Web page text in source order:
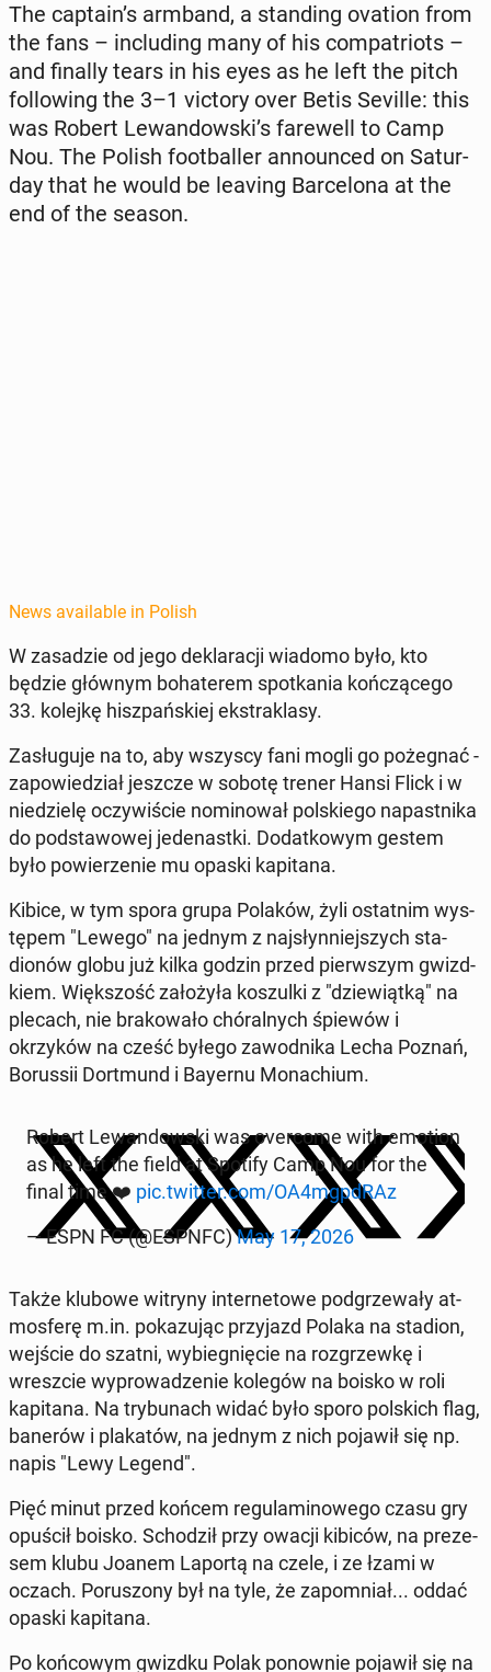
The captain’s armband, a stand­ing ovation from
the fans – in­clud­ing many of his com­pa­tri­ots –
and finally tears in his eyes as he left the pitch
fol­low­ing the 3–1 victory over Betis Seville: this
was Robert Lewandows­ki’s farewell to Camp
Nou. The Polish foot­baller an­nounced on Sat­ur­
day that he would be leaving Barcelona at the
end of the season.
News available in Polish
W za­sadzie od jego deklaracji wiadomo było, kto
będzie głównym bo­haterem spotka­nia kończącego
33. kolejkę hisz­pańskiej ek­strak­lasy.
Za­sługu­je na to, aby wszyscy fani mogli go pożeg­nać -
za­powiedzi­ał jeszcze w sobotę trener Hansi Flick i w
niedzielę oczy­wiś­cie nomi­nował pol­skiego na­past­ni­ka
do pod­sta­wowej je­de­nast­ki. Do­datkowym gestem
było powierze­nie mu opaski kap­i­tana.
Kibice, w tym spora grupa Polaków, żyli os­tat­nim wys­
tępem "Lewego" na jednym z na­jsłyn­niejszych sta­
dionów globu już kilka godzin przed pier­wszym gwiz­d­
kiem. Więk­szość za­łożyła koszul­ki z "dziewiątką" na
plecach, nie brakowało chóral­nych śpiewów i
okrzyków na cześć byłego za­wod­ni­ka Lecha Poznań,
Borus­sii Dort­mund i Bayernu Monachi­um.
Robert Lewandows­ki was over­come with emotion
as he left the field at Spotify Camp Nou for the
final time ❤️ pic.twitter.com/OA4mgpdRAz
— ESPN FC (@ESPNFC)May 17, 2026
Także klubowe witryny in­ter­ne­towe pod­grze­wały at­
mos­ferę m.in. pokazu­jąc przy­jazd Polaka na stadion,
wejście do szatni, wybieg­nię­cie na roz­grzewkę i
wresz­cie wyprowadze­nie kolegów na boisko w roli
kap­i­tana. Na try­bunach widać było sporo pol­s­kich flag,
banerów i plakatów, na jednym z nich pojawił się np.
napis "Lewy Legend".
Pięć minut przed końcem reg­u­laminowego czasu gry
opuścił boisko. Schodz­ił przy owacji kibiców, na preze­
sem klubu Joanem Laportą na czele, i ze łzami w
oczach. Porus­zony był na tyle, że za­pom­ni­ał... oddać
opaski kap­i­tana.
Po koń­cowym gwizdku Polak ponown­ie pojawił się na